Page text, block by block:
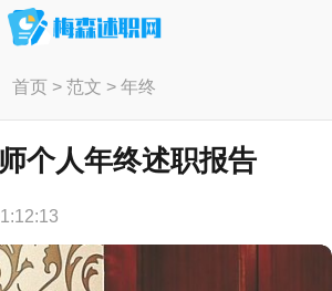
首页> 范文 > 年终
个人年终述职报告